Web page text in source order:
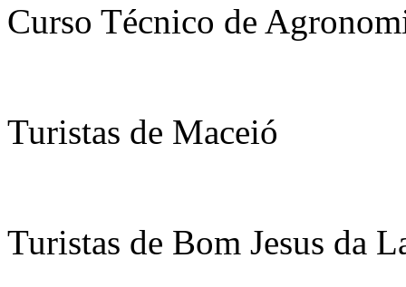
Curso Técnico de
Turistas de Maceió
Turistas de Bom Jesus da